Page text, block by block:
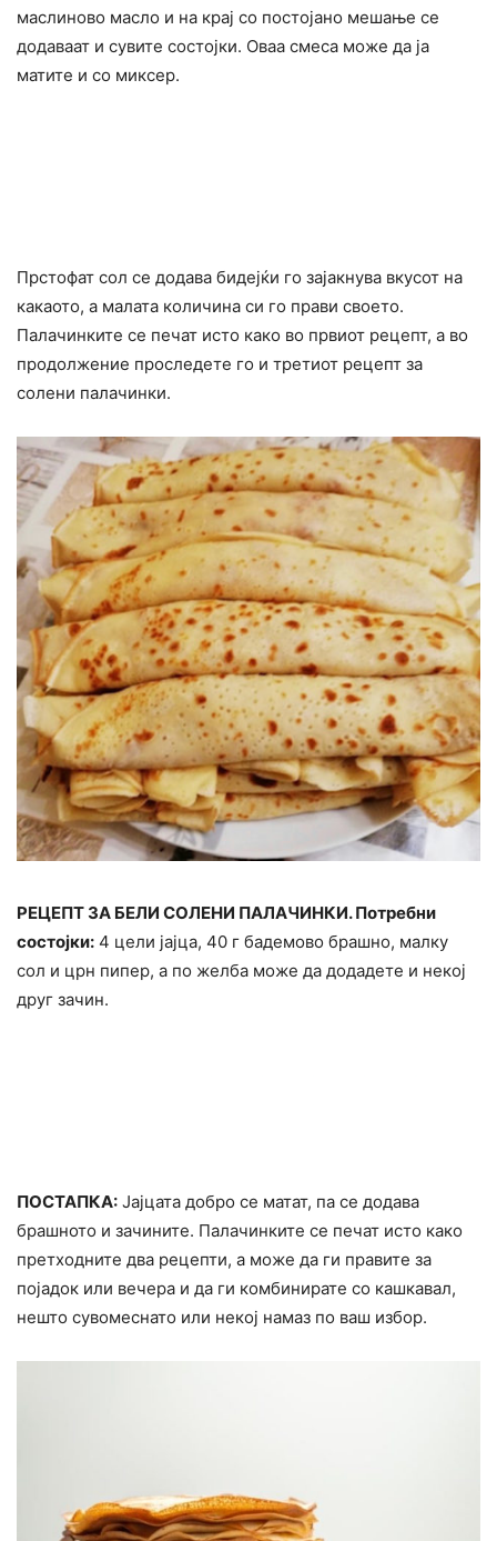
маслиново масло и на крај со постојано мешање се
додаваат и сувите состојки. Оваа смеса може да ја
матите и со миксер.
Прстофат сол се додава бидејќи го зајакнува вкусот на
какаото, а малата количина си го прави своето.
Палачинките се печат исто како во првиот рецепт, а во
продолжение проследете го и третиот рецепт за
солени палачинки.
РЕЦЕПТ ЗА БЕЛИ СОЛЕНИ ПАЛАЧИНКИ. Потребни
состојки: 4 цели јајца, 40 г бадемово брашно, малку
сол и црн пипер, а по желба може да додадете и некој
друг зачин.
ПОСТАПКА: Јајцата добро се матат, па се додава
брашното и зачините. Палачинките се печат исто како
претходните два рецепти, а може да ги правите за
појадок или вечера и да ги комбинирате со кашкавал,
нешто сувомеснато или некој намаз по ваш избор.